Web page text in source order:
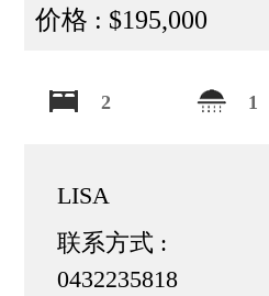
价格 : $195,000
2 1
LISA
联系方式 :
0432235818